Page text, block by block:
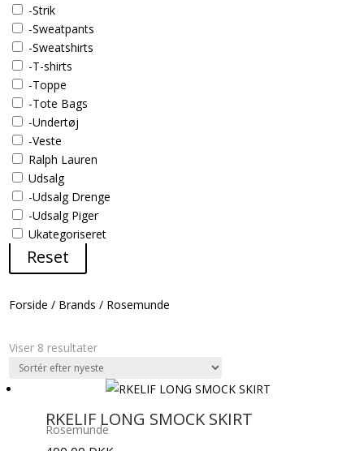
-Strik
-Sweatpants
-Sweatshirts
-T-shirts
-Toppe
-Tote Bags
-Undertøj
-Veste
Ralph Lauren
Udsalg
-Udsalg Drenge
-Udsalg Piger
Ukategoriseret
Reset
Forside / Brands / Rosemunde
Viser 8 resultaterSorteret
efter
seneste
RKELIF LONG SMOCK SKIRT
Rosemunde